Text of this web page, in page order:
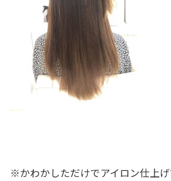
※かわかしただけでアイロン仕上